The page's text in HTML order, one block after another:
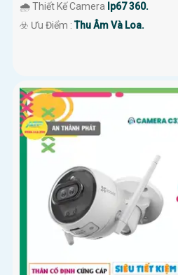
🌧️ Thiết Kế Camera Ip67 360.
️☣️ Ưu Điểm :Thu Âm Và Loa.